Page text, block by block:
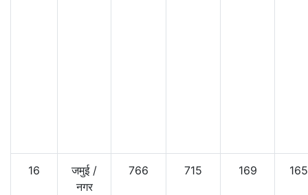
16 जमुई/
नगर
766 715 169